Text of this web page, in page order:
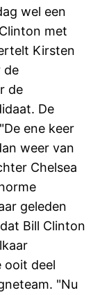
wel een
met
Kirsten
de
de
De
ene keer
weer van
Chelsea
geleden
Bill Clinton
ooit deel
"Nu